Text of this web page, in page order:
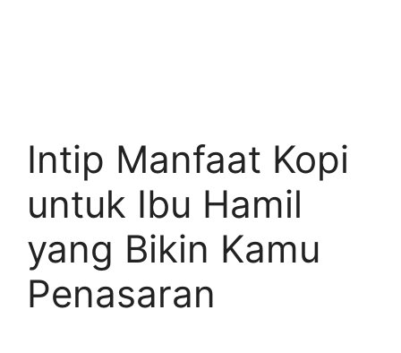
Intip Manfaat Kopi
untuk Ibu Hamil
yang Bikin Kamu
Penasaran